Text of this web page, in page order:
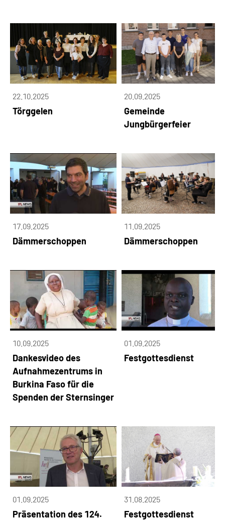
22.10.2025
Törggelen
20.09.2025
Gemeinde
Jungbürgerfeier
17.09.2025
Dämmerschoppen
11.09.2025
Dämmerschoppen
10.09.2025
Dankesvideo des
Aufnahmezentrums in
Burkina Faso für die
Spenden der Sternsinger
01.09.2025
Festgottesdienst
01.09.2025
Präsentation des 124.
31.08.2025
Festgottesdienst